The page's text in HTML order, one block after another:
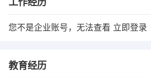
工作经历
您不是企业账号，无法查看 立即登录
教育经历